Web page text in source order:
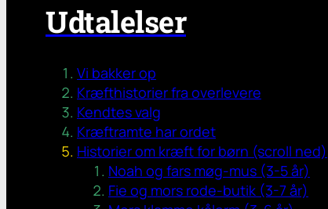
Udtalelser
Vi bakker op
Kræfthistorier fra overlevere
Kendtes valg
Kræftramte har ordet
Historier om kræft for børn (scroll ned)
Noah og fars møg-mus (3-5 år)
Fie og mors rode-butik (3-7 år)